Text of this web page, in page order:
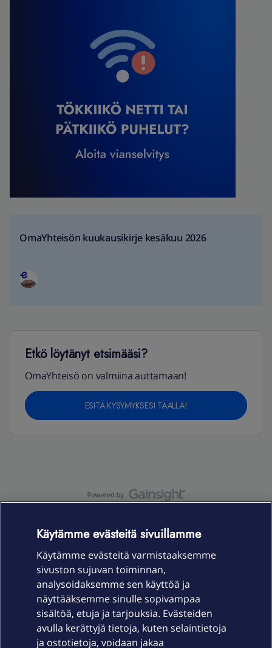
OmaYhteisön kuukausikirje kesäkuu 2026
Etkö löytänyt etsimääsi?
OmaYhteisö on valmiina auttamaan!
ESITÄ KYSYMYKSESI TÄÄLLÄ!
Laitteet & liittymät
Palvelut
Käytämme evästeitä sivuillamme
Käytämme evästeitä varmistaaksemme
sivuston sujuvan toiminnan,
analysoidaksemme sen käyttöä ja
näyttääksemme sinulle sopivampaa
sisältöä, etuja ja tarjouksia. Evästeiden
avulla kerättyjä tietoja, kuten selaintietoja
ja ostotietoja, voidaan jakaa